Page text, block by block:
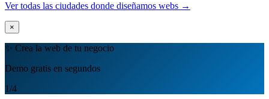
Ver todas las ciudades donde diseñamos webs →
×
✨ Crea la web de tu negocio
Demo gratis en segundos
1/4